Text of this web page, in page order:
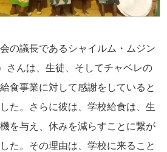
の議長であるシャイルム・ムジン
さんは、生徒、そしてチャベレの
食事業に対して感謝をしていると
た。さらに彼は、学校給食は、生
を与え、休みを減らすことに繋が
た。その理由は、学校に来ること